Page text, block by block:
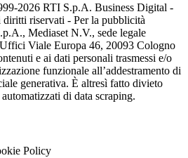
2026 RTI S.p.A. Business Digital -
riservati - Per la pubblicità
Mediaset N.V., sede legale
Viale Europa 46, 20093 Cologno
e ai dati personali trasmessi e/o
funzionale all’addestramento di
generativa. È altresì fatto divieto
di data scraping.
Policy